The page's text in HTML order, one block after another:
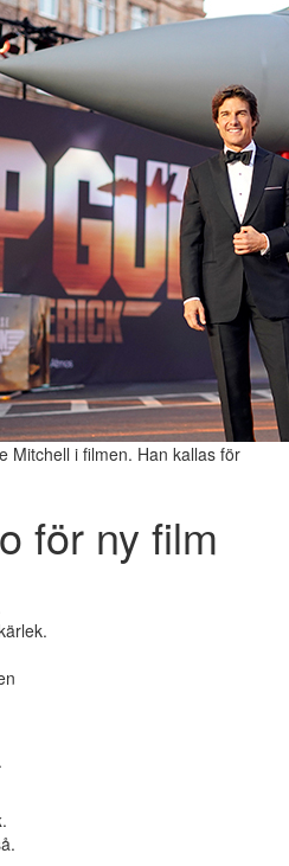
Mitchell i filmen. Han kallas för
för ny film
.